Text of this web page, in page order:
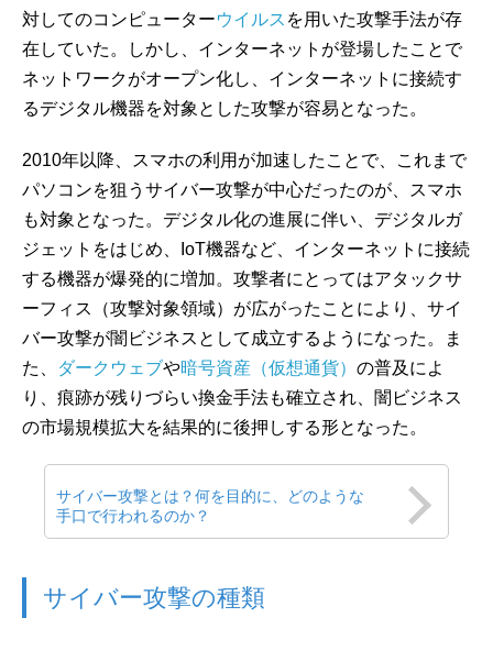
対してのコンピューターウイルス を用いた攻撃手法が存
在していた。しかし、インターネットが登場したことで
ネットワークがオープン化し、インターネットに接続す
るデジタル機器を対象とした攻撃が容易となった。
2010年以降、スマホの利用が加速したことで、これまで
パソコンを狙うサイバー攻撃が中心だったのが、スマホ
も対象となった。デジタル化の進展に伴い、デジタルガ
ジェットをはじめ、IoT機器など、インターネットに接続
する機器が爆発的に増加。攻撃者にとってはアタックサ
ーフィス（攻撃対象領域）が広がったことにより、サイ
バー攻撃が闇ビジネスとして成立するようになった。ま
た、
ダークウェブや暗号資産（仮想通貨） の普及によ
り、痕跡が残りづらい換金手法も確立され、闇ビジネス
の市場規模拡大を結果的に後押しする形となった。
サイバー攻撃とは？何を目的に、どのような
手口で行われるのか？
サイバー攻撃の種類